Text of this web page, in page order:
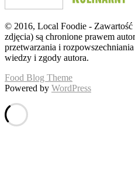
© 2016, Local Foodie -
zdjęcia) są chronione prawem
przetwarzania i
wiedzy i zgody autora.
Food Blog Theme
Powered by WordPress